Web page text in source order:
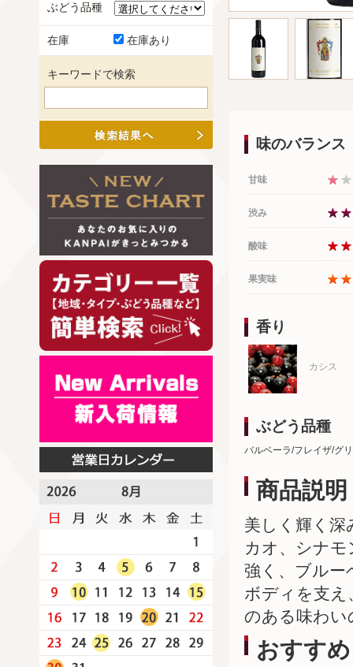
味のバランス
甘味
渋み
酸味
果実味
香り
カシス
ぶどう品種
バルベーラ/フレイザ/グ
商品説明
美しく輝く深
カオ、シナモ
強く、ブルー
ボディを支え
のある味わい
おすすめ
ぶどう品種
在庫 在庫あり
キーワードで検索